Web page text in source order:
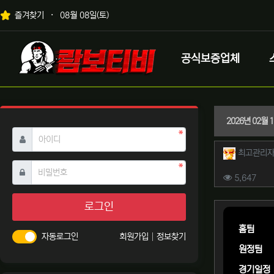
상단 네비
즐겨찾기 08월 08일(토)
메인 메뉴
로고
공식보증업체
2026년 02월
작성자
최고관리자
컨텐츠
5,647조회
본문
홈팀
원정팀
경기일정
아이디 필수
비밀번호필수
로그인
자동로그인 회원가입 정보찾기